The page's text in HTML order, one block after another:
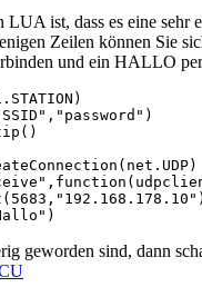
ist, dass es eine sehr
Zeilen können Sie
und ein HALLO
geworden sind, dann